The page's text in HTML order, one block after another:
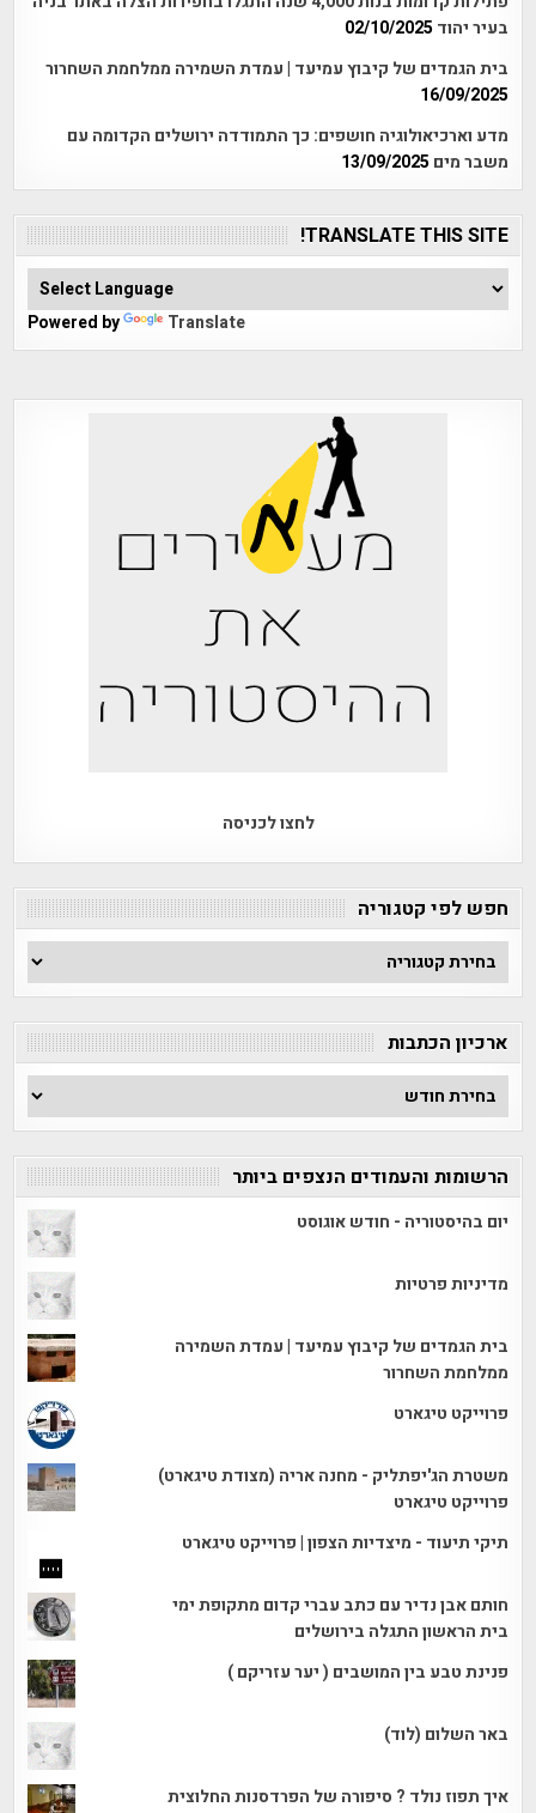
בעיר יהוד 02/10/2025
בית הגמדים של קיבוץ עמיעד | עמדת השמירה ממלחמת השחרור
16/09/2025
מדע וארכיאולוגיה חושפים: כך התמודדה ירושלים הקדומה עם
משבר מים 13/09/2025
TRANSLATE THIS SITE!
Powered by Translate
לחצו לכניסה
חפש לפי קטגוריה
חפש
לפי
ארכיון הכתבות
ארכיון
הכתבות
הרשומות והעמודים הנצפים ביותר
יום בהיסטוריה - חודש אוגוסט
מדיניות פרטיות
בית הגמדים של קיבוץ עמיעד | עמדת השמירה
ממלחמת השחרור
פרוייקט טיגארט
משטרת הג'יפתליק - מחנה אריה (מצודת טיגארט)
פרוייקט טיגארט
תיקי תיעוד - מיצדיות הצפון | פרוייקט טיגארט
חותם אבן נדיר עם כתב עברי קדום מתקופת ימי
בית הראשון התגלה בירושלים
פנינת טבע בין המושבים ( יער עזריקם )
באר השלום (לוד)
איך תפוז נולד ? סיפורה של הפרדסנות החלוצית